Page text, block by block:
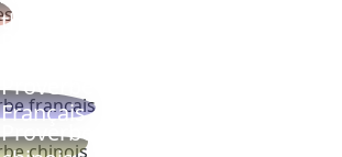
thèmes
Proverbe
Français
Proverbe